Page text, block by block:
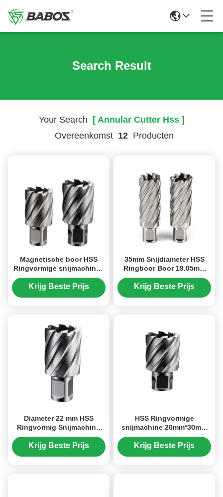
Search Result
Your Search [ Annular Cutter Hss ]
Overeenkomst 12Producten
Magnetische boor HSS
Ringvormige snijmachines
50 mm Snijdiepte
Universele schakel
Ringvormige snijmachine
Krijg Beste Prijs
35mm Snijdiameter HSS
Ringboor Boor 19.05mm
Weldon Schacht 75mm
Snijdiepte Diepte
Krijg Beste Prijs
Diameter 22 mm HSS
Ringvormig Snijmachine
Spiraalvormig Boorstel
ODM
Krijg Beste Prijs
HSS Ringvormige
snijmachine 20mm*30mm
met 19.05 met universele
schakmetalen gaten
Krijg Beste Prijs